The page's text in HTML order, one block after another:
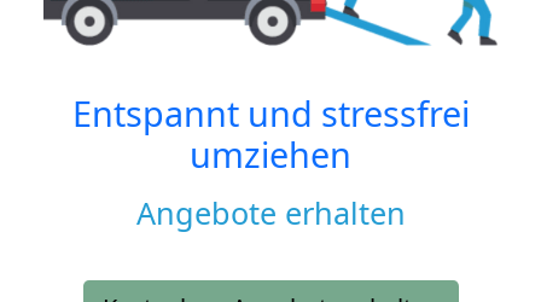
Entspannt und stressfrei
umziehen
Angebote erhalten